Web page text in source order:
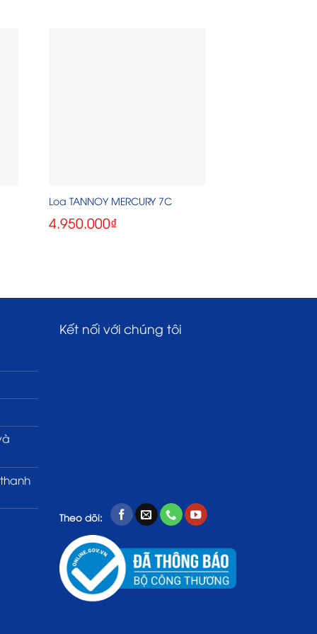
Loa TANNOY MERCURY 7C
4.950.000₫
Kết nối với chúng tôi
Theo dõi: